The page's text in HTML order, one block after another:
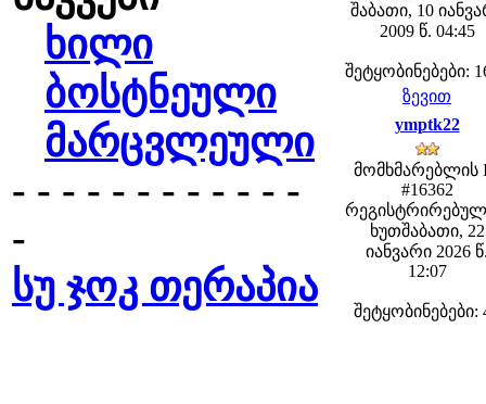
ხილი
ბოსტნეული
მარცვლეული
- - - - - - - - - - - -
-
სუ ჯოკ თერაპია
შაბათი, 10
2009 წ. 04:45
შეტყობინებები:
ზევით
ymptk22
მომხმარებლის
#16362
ხუთშაბათი, 22
იანვარი 2026
12:07
შეტყობინებები: